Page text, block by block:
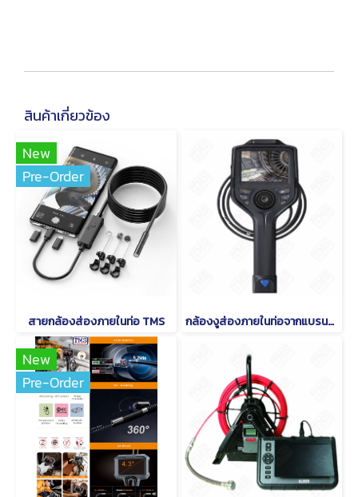
สินค้าเกี่ยวข้อง
New
Pre-Order
สายกล้องส่องภายในท่อ TMS กล้องงูส่องภายในท่อจากแบรนด์ HABASHI รุ่น SERIES 720P ULTRA
New
Pre-Order